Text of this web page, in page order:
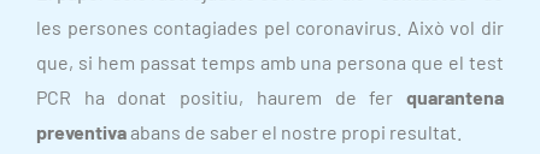
les persones contagiades pel coronavirus. Això vol dir
que, si hem passat temps amb una persona que el test
PCR ha donat positiu, haurem de fer quarantena
preventivaabans de saber el nostre propi resultat.